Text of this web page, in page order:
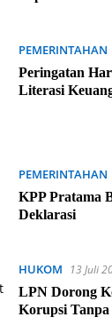
PEMERINTAHAN
Peringatan
Literasi
PEMERINTAHAN
KPP Pratama
Deklarasi
HUKOM
13 Juli
LPN Dorong
Korupsi